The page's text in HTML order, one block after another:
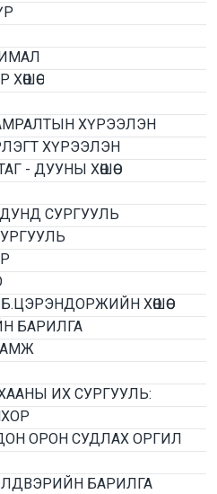
ХҮРЭЭЛЭН
ХҮРЭЭЛЭН
- ДУУНЫ ХӨШӨӨ
СУРГУУЛЬ
ХӨШӨӨ
БАРИЛГА
ИХ СУРГУУЛЬ:
ОРОН СУДЛАХ ОРГИЛ
БАРИЛГА